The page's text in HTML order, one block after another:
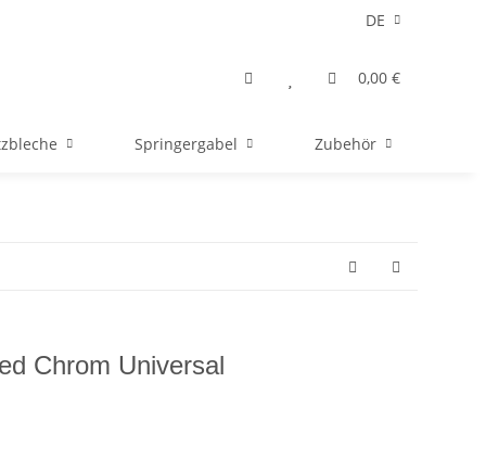
DE
0,00 €
Springergabel Zubehör
Chrom Universal